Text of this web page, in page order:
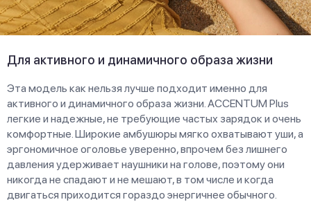
Для активного и динамичного образа жизни
Эта модель как нельзя лучше подходит именно для
активного и динамичного образа жизни. ACCENTUM Plus
легкие и надежные, не требующие частых зарядок и очень
комфортные. Широкие амбушюры мягко охватывают уши, а
эргономичное оголовье уверенно, впрочем без лишнего
давления удерживает наушники на голове, поэтому они
никогда не спадают и не мешают, в том числе и когда
двигаться приходится гораздо энергичнее обычного.